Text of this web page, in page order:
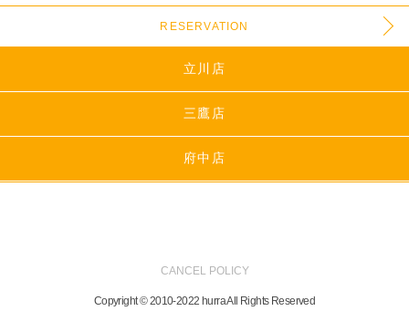
RESERVATION
立川店
三鷹店
府中店
CANCEL POLICY
Copyright © 2010-2022 hurra All Rights Reserved